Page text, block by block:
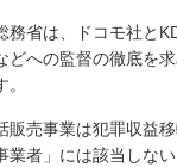
務省は、ドコモ社と
どへの監督の徹底を
販売事業は犯罪収益
業者」には該当しな